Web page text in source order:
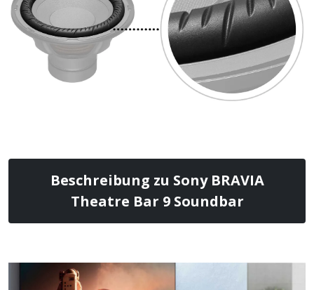
Beschreibung zu Sony BRAVIA
Theatre Bar 9 Soundbar